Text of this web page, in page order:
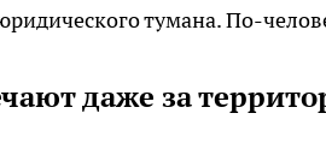
тумана. По-
даже за